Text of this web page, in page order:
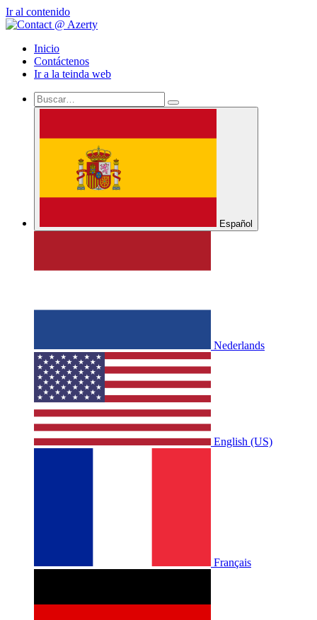
Ir al contenido
Inicio
Contáctenos
Ir a la teinda web
Español
Nederlands
English (US)
Français